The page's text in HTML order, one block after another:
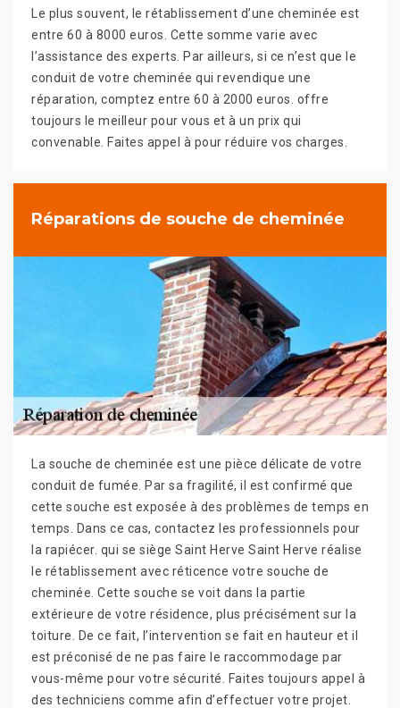
Le plus souvent, le rétablissement d’une cheminée est
entre 60 à 8000 euros. Cette somme varie avec
l’assistance des experts. Par ailleurs, si ce n’est que le
conduit de votre cheminée qui revendique une
réparation, comptez entre 60 à 2000 euros. offre
toujours le meilleur pour vous et à un prix qui
convenable. Faites appel à pour réduire vos charges.
Réparations de souche de cheminée
La souche de cheminée est une pièce délicate de votre
conduit de fumée. Par sa fragilité, il est confirmé que
cette souche est exposée à des problèmes de temps en
temps. Dans ce cas, contactez les professionnels pour
la rapiécer. qui se siège Saint Herve Saint Herve réalise
le rétablissement avec réticence votre souche de
cheminée. Cette souche se voit dans la partie
extérieure de votre résidence, plus précisément sur la
toiture. De ce fait, l’intervention se fait en hauteur et il
est préconisé de ne pas faire le raccommodage par
vous-même pour votre sécurité. Faites toujours appel à
des techniciens comme afin d’effectuer votre projet.